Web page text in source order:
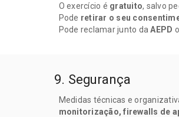
O exercício é gratuito, salvo
Pode retirar o seu
Pode reclamar junto daAEPD
9. Segurança
Medidas técnicas e
monitorização, firewalls de